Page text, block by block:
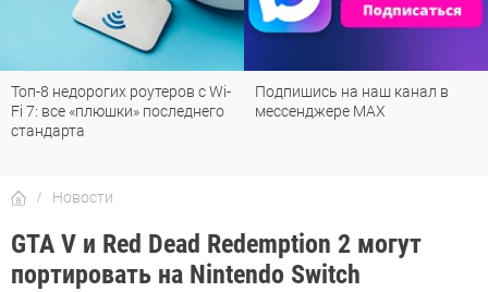
Топ-8 недорогих роутеров с Wi-
Fi 7: все «плюшки» последнего
стандарта
Подпишись на наш канал в
мессенджере МАХ
Новости
GTA V и Red Dead Redemption 2 могут
портировать на Nintendo Switch